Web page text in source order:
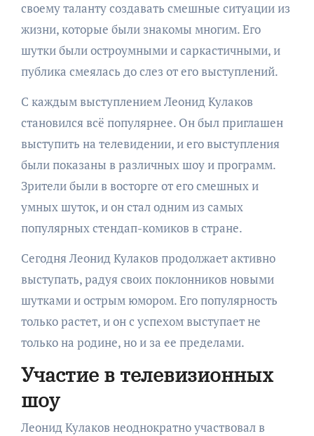
своему таланту создавать смешные ситуации из
жизни, которые были знакомы многим. Его
шутки были остроумными и саркастичными, и
публика смеялась до слез от его выступлений.
С каждым выступлением Леонид Кулаков
становился всё популярнее. Он был приглашен
выступить на телевидении, и его выступления
были показаны в различных шоу и программ.
Зрители были в восторге от его смешных и
умных шуток, и он стал одним из самых
популярных стендап-комиков в стране.
Сегодня Леонид Кулаков продолжает активно
выступать, радуя своих поклонников новыми
шутками и острым юмором. Его популярность
только растет, и он с успехом выступает не
только на родине, но и за ее пределами.
Участие в телевизионных
шоу
Леонид Кулаков неоднократно участвовал в